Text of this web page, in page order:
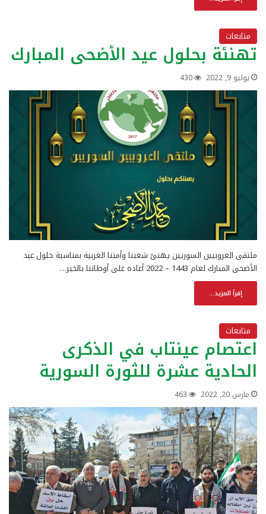
متابعات
تهنئة بحلول عيد الأضحى المبارك
يوليو 9, 2022 430
ملتقى العروبيين السوريين يهنئ شعبنا وأمتنا العربية بمناسبة حلول عيد
الأضحى المبارك لعام 1443 – 2022 أعاده على أوطاننا بالخير…
إقرأ المزيد...
متابعات
اعتصام عينتاب في الذكرى
الحادية عشرة للثورة السورية
مارس 20, 2022 463